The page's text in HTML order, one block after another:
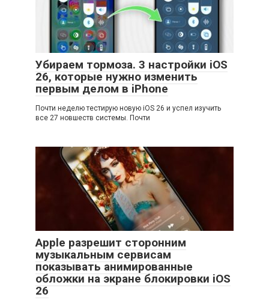
Убираем тормоза. 3 настройки iOS
26, которые нужно изменить
первым делом в iPhone
Почти неделю тестирую новую iOS 26 и успел изучить
все 27 новшеств системы. Почти
Apple разрешит сторонним
музыкальным сервисам
показывать анимированные
обложки на экране блокировки iOS
26